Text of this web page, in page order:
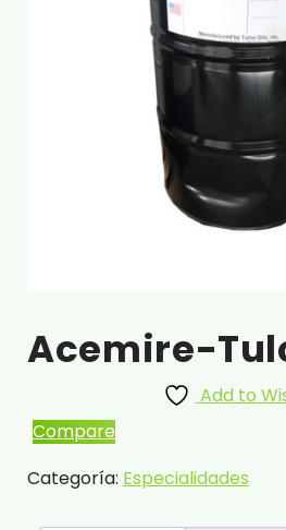
Acemire-
Add to
Compare
Categoría: Especialidades